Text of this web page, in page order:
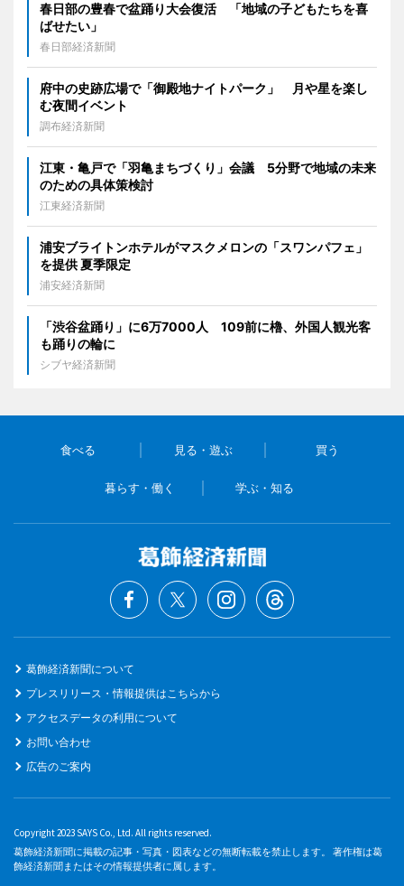
春日部の豊春で盆踊り大会復活 「地域の子どもたちを喜
ばせたい」
春日部経済新聞
府中の史跡広場で「御殿地ナイトパーク」 月や星を楽し
む夜間イベント
調布経済新聞
江東・亀戸で「羽亀まちづくり」会議 5分野で地域の未来
のための具体策検討
江東経済新聞
浦安ブライトンホテルがマスクメロンの「スワンパフェ」
を提供 夏季限定
浦安経済新聞
「渋谷盆踊り」に6万7000人 109前に櫓、外国人観光客
も踊りの輪に
シブヤ経済新聞
食べる 見る・遊ぶ 買う
暮らす・働く 学ぶ・知る
葛飾経済新聞について
プレスリリース・情報提供はこちらから
アクセスデータの利用について
お問い合わせ
広告のご案内
Copyright 2023 SAYS Co., Ltd. All rights reserved.
葛飾経済新聞に掲載の記事・写真・図表などの無断転載を禁止します。 著作権は葛
飾経済新聞またはその情報提供者に属します。